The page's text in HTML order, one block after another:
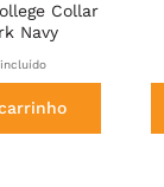
Collar
Navy
incluído